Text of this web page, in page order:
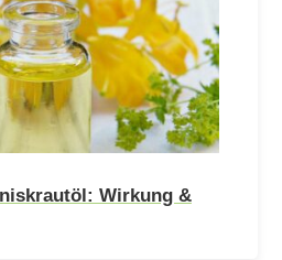
Wirkung &